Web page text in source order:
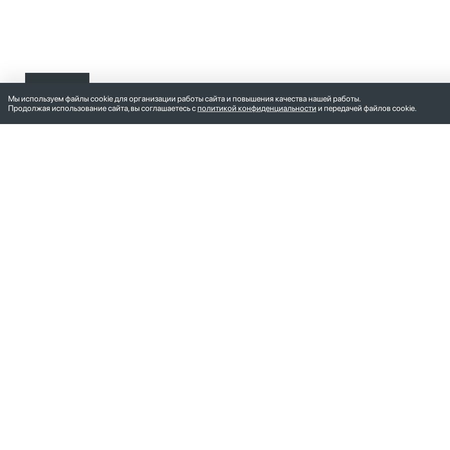
Оставить
заявку
Мы используем файлы cookie для организации работы сайта и повышения качества нашей работы.
Продолжая использование сайта, вы соглашаетесь с политикой конфиденциальности и передачей файлов cookie.